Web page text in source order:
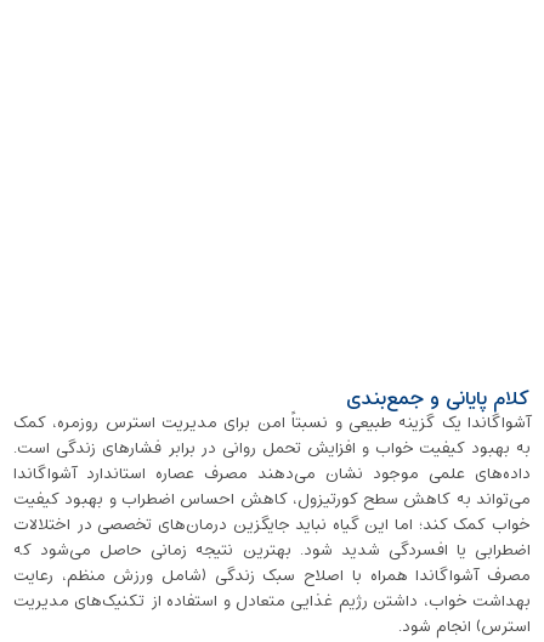
کلام پایانی و جمع‌بندی
آشواگاندا یک گزینه طبیعی و نسبتاً امن برای مدیریت استرس روزمره، کمک
به بهبود کیفیت خواب و افزایش تحمل روانی در برابر فشارهای زندگی است.
داده‌های علمی موجود نشان می‌دهند مصرف عصاره استاندارد آشواگاندا
می‌تواند به کاهش سطح کورتیزول، کاهش احساس اضطراب و بهبود کیفیت
خواب کمک کند؛ اما این گیاه نباید جایگزین درمان‌های تخصصی در اختلالات
اضطرابی یا افسردگی شدید شود. بهترین نتیجه زمانی حاصل می‌شود که
مصرف آشواگاندا همراه با اصلاح سبک‌ زندگی (شامل ورزش منظم، رعایت
بهداشت خواب، داشتن رژیم غذایی متعادل و استفاده از تکنیک‌های مدیریت
استرس) انجام شود.